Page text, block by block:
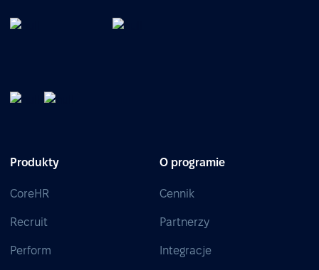
Produkty
CoreHR
Recruit
Perform
O programie
Cennik
Partnerzy
Integracje